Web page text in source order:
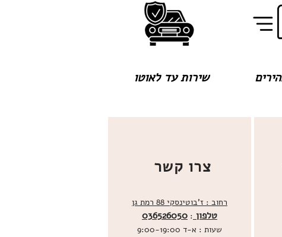
שירות עד לאוטו
צרו קשר
רחוב : ז'בוטינסקי 88 רמת גן
טלפון :
036526050
שעות : א-ד 9:00-19:00